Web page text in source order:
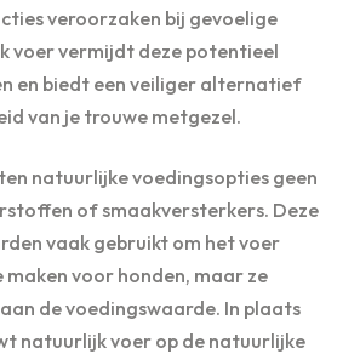
veroorzaken bij gevoelige
voer vermijdt deze potentieel
en biedt een veiliger alternatief
van je trouwe metgezel.
natuurlijke voedingsopties geen
of smaakversterkers. Deze
vaak gebruikt om het voer
voor honden, maar ze
de voedingswaarde. In plaats
natuurlijk voer op de natuurlijke